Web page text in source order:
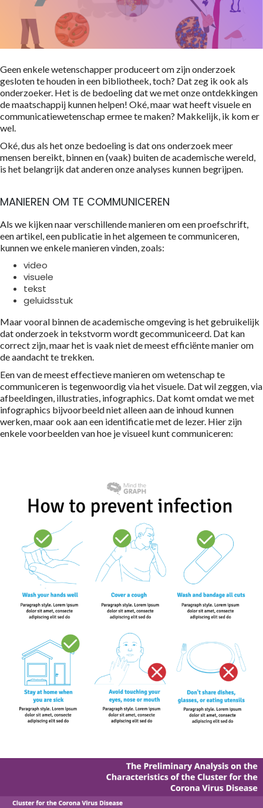
Geen enkele wetenschapper produceert om zijn onderzoek
gesloten te houden in een bibliotheek, toch? Dat zeg ik ook als
onderzoeker. Het is de bedoeling dat we met onze ontdekkingen
de maatschappij kunnen helpen! Oké, maar wat heeft visuele en
communicatiewetenschap ermee te maken? Makkelijk, ik kom er
wel.
Oké, dus als het onze bedoeling is dat ons onderzoek meer
mensen bereikt, binnen en (vaak) buiten de academische wereld,
is het belangrijk dat anderen onze analyses kunnen begrijpen.
MANIEREN OM TE COMMUNICEREN
Als we kijken naar verschillende manieren om een proefschrift,
een artikel, een publicatie in het algemeen te communiceren,
kunnen we enkele manieren vinden, zoals:
video
visuele
tekst
geluidsstuk
Maar vooral binnen de academische omgeving is het gebruikelijk
dat onderzoek in tekstvorm wordt gecommuniceerd. Dat kan
correct zijn, maar het is vaak niet de meest efficiënte manier om
de aandacht te trekken.
Een van de meest effectieve manieren om wetenschap te
communiceren is tegenwoordig via het visuele. Dat wil zeggen, via
afbeeldingen, illustraties, infographics. Dat komt omdat we met
infographics bijvoorbeeld niet alleen aan de inhoud kunnen
werken, maar ook aan een identificatie met de lezer. Hier zijn
enkele voorbeelden van hoe je visueel kunt communiceren: